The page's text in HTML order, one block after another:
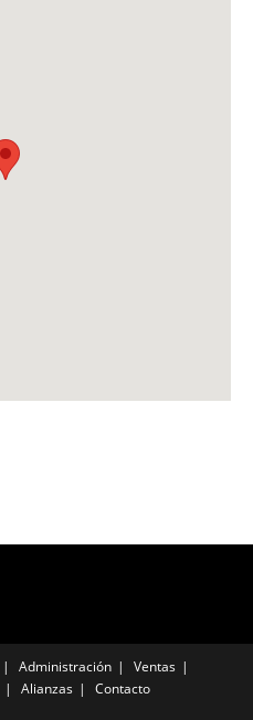
Administración
Ventas
Alianzas Contacto